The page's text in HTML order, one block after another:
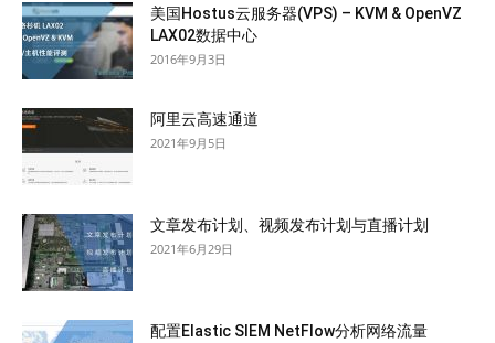
美国Hostus云服务器(VPS) – KVM & OpenVZ
LAX02数据中心
2016年9月3日
阿里云高速通道
2021年9月5日
文章发布计划、视频发布计划与直播计划
2021年6月29日
配置Elastic SIEM NetFlow分析网络流量